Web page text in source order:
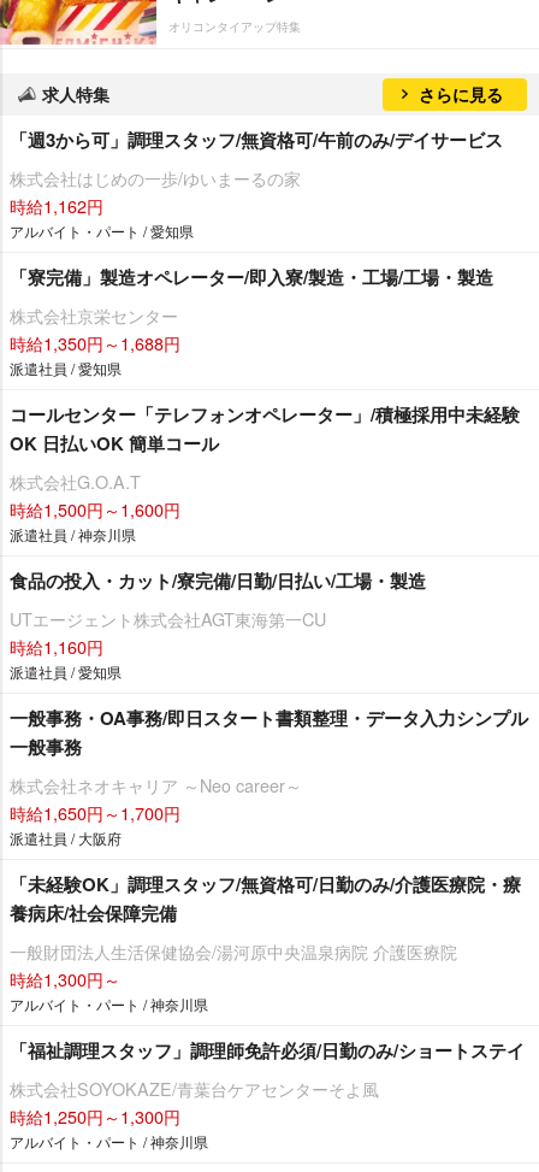
オリコンタイアップ特集
求人特集 さらに見る
「週3から可」調理スタッフ/無資格可/午前のみ/デイサービス
株式会社はじめの一歩/ゆいまーるの家
時給1,162円
アルバイト・パート / 愛知県
「寮完備」製造オペレーター/即入寮/製造・工場/工場・製造
株式会社京栄センター
時給1,350円～1,688円
派遣社員 / 愛知県
コールセンター「テレフォンオペレーター」/積極採用中未経験
OK 日払いOK 簡単コール
株式会社G.O.A.T
時給1,500円～1,600円
派遣社員 / 神奈川県
食品の投入・カット/寮完備/日勤/日払い/工場・製造
UTエージェント株式会社AGT東海第一CU
時給1,160円
派遣社員 / 愛知県
一般事務・OA事務/即日スタート書類整理・データ入力シンプル
一般事務
株式会社ネオキャリア ～Neo career～
時給1,650円～1,700円
派遣社員 / 大阪府
「未経験OK」調理スタッフ/無資格可/日勤のみ/介護医療院・療
養病床/社会保障完備
一般財団法人生活保健協会/湯河原中央温泉病院 介護医療院
時給1,300円～
アルバイト・パート / 神奈川県
「福祉調理スタッフ」調理師免許必須/日勤のみ/ショートステイ
株式会社SOYOKAZE/青葉台ケアセンターそよ風
時給1,250円～1,300円
アルバイト・パート / 神奈川県